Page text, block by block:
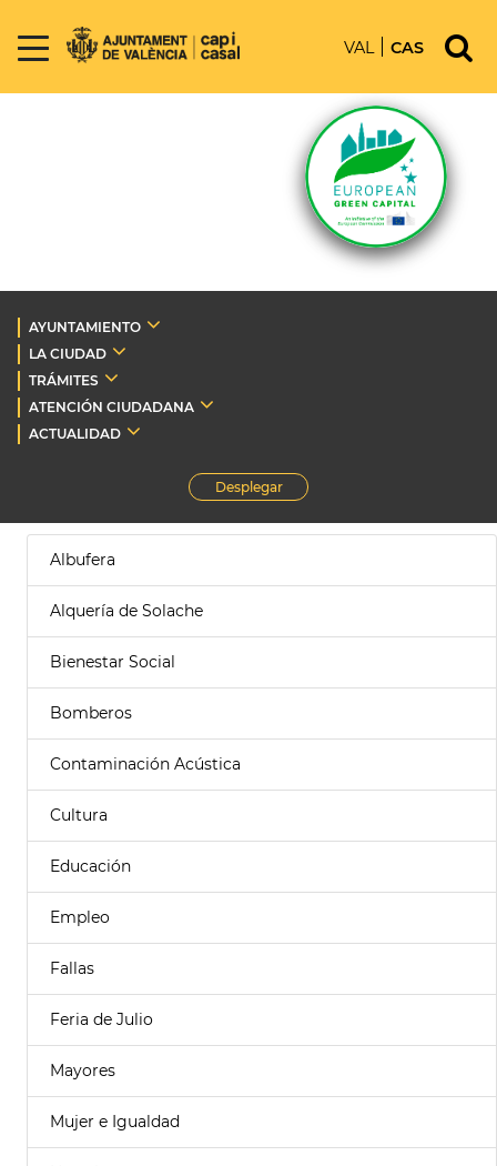
VAL CAS
AYUNTAMIENTO
LA CIUDAD
TRÁMITES
ATENCIÓN CIUDADANA
ACTUALIDAD
Desplegar
Albufera
Alquería de Solache
Bienestar Social
Bomberos
Contaminación Acústica
Cultura
Educación
Empleo
Fallas
Feria de Julio
Mayores
Mujer e Igualdad